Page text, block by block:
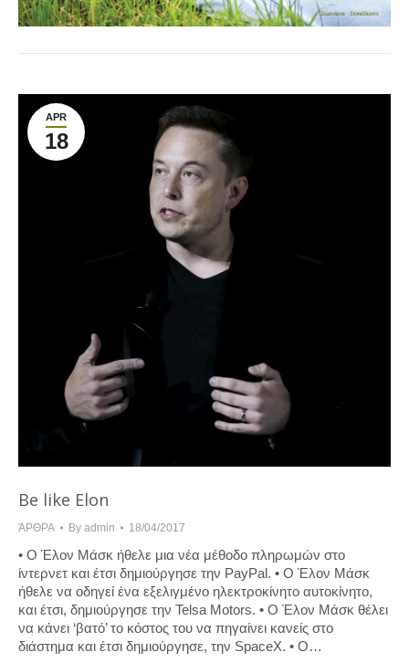
APR
18
Be like Elon
ΆΡΘΡΑ By admin 18/04/2017
• Ο Έλον Μάσκ ήθελε μια νέα μέθοδο πληρωμών στο
ίντερνετ και έτσι δημιούργησε την PayPal. • Ο Έλον Μάσκ
ήθελε να οδηγεί ένα εξελιγμένο ηλεκτροκίνητο αυτοκίνητο,
και έτσι, δημιούργησε την Telsa Motors. • Ο Έλον Μάσκ θέλει
να κάνει ‘βατό’ το κόστος του να πηγαίνει κανείς στο
διάστημα και έτσι δημιούργησε, την SpaceX. • Ο…